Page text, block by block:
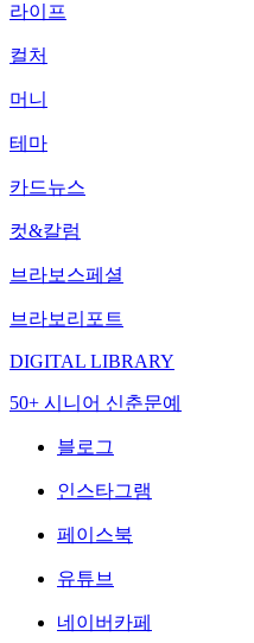
라이프
컬처
머니
테마
카드뉴스
컷&칼럼
브라보스페셜
브라보리포트
DIGITAL LIBRARY
50+ 시니어 신춘문예
블로그
인스타그램
페이스북
유튜브
네이버카페